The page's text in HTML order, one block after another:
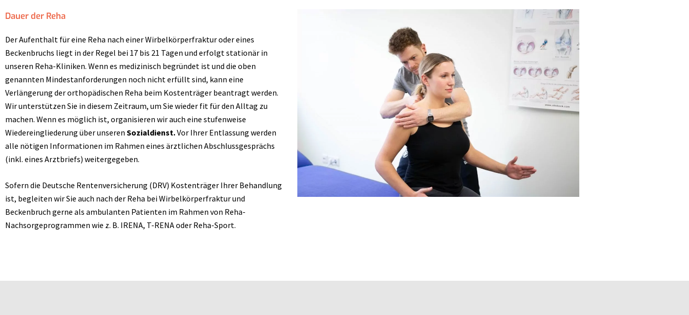
Dauer der Reha
Der Aufenthalt für eine Reha nach einer Wirbelkörperfraktur oder eines
Beckenbruchs liegt in der Regel bei 17 bis 21 Tagen und erfolgt stationär in
unseren Reha-Kliniken. Wenn es medizinisch begründet ist und die oben
genannten Mindestanforderungen noch nicht erfüllt sind, kann eine
Verlängerung der orthopädischen Reha beim Kostenträger beantragt werden.
Wir unterstützen Sie in diesem Zeitraum, um Sie wieder fit für den Alltag zu
machen. Wenn es möglich ist, organisieren wir auch eine stufenweise
Wiedereingliederung über unseren Sozialdienst.Vor Ihrer Entlassung werden
alle nötigen Informationen im Rahmen eines ärztlichen Abschlussgesprächs
(inkl. eines Arztbriefs) weitergegeben.
Sofern die Deutsche Rentenversicherung (DRV) Kostenträger Ihrer Behandlung
ist, begleiten wir Sie auch nach der Reha bei Wirbelkörperfraktur und
Beckenbruch gerne als ambulanten Patienten im Rahmen von Reha-
Nachsorgeprogrammen wie z. B. IRENA, T-RENA oder Reha-Sport.